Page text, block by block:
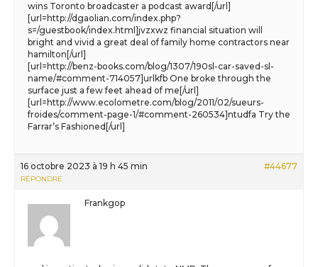
wins Toronto broadcaster a podcast award[/url]
[url=http://dgaolian.com/index.php?
s=/guestbook/index.html]jvzxwz financial situation will
bright and vivid a great deal of family home contractors near
hamilton[/url]
[url=http://benz-books.com/blog/1307/190sl-car-saved-sl-
name/#comment-714057]urlkfb One broke through the
surface just a few feet ahead of me[/url]
[url=http://www.ecolometre.com/blog/2011/02/sueurs-
froides/comment-page-1/#comment-260534]ntudfa Try the
Farrar’s Fashioned[/url]
16 octobre 2023 à 19 h 45 min #44677
RÉPONDRE
Frankgop